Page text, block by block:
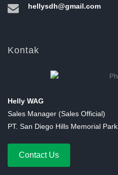
hellysdh@gmail.com
Kontak
Helly WAG
Sales Manager (Sales Official)
PT. San Diego Hills Memorial Park
Contact Us